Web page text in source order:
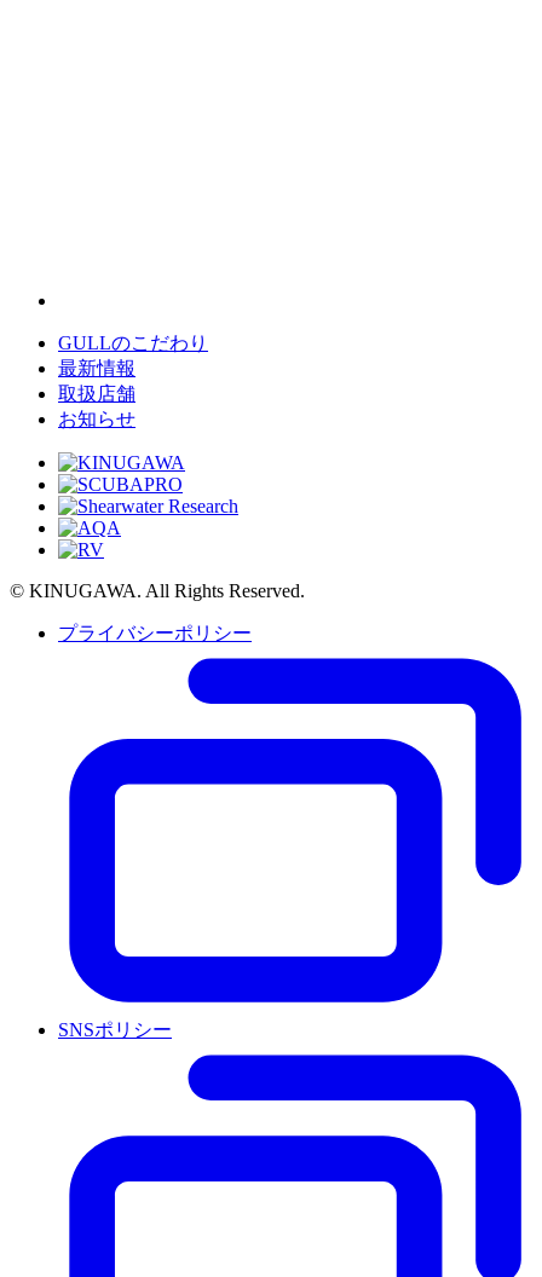
GULLのこだわり
最新情報
取扱店舗
お知らせ
© KINUGAWA. All Rights Reserved.
プライバシーポリシー
SNSポリシー